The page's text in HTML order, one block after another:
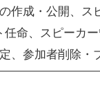
作成・公開、ス
任命、スピーカ
定、参加者削除・